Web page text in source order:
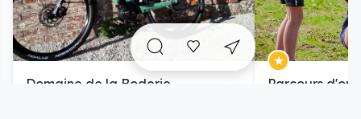
Domaine de la Boderie Parcours